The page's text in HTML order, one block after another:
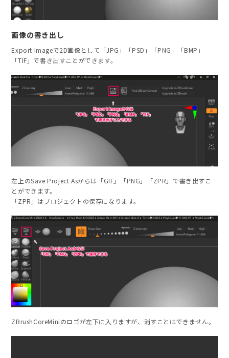
画像の書き出し
Export Imageで2D画像として「JPG」「PSD」「PNG」「BMP」
「TIF」で書き出すことができます。
左上のSave Project Asからは「GIF」「PNG」「ZPR」で書き出すこ
とができます。
「ZPR」はプロジェクトの保存になります。
ZBrushCoreMiniのロゴが左下に入りますが、消すことはできません。